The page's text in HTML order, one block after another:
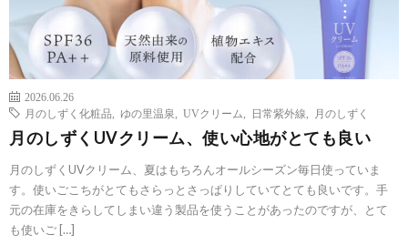
2026.06.26
月のしずく化粧品
ゆの里温泉 UVクリーム 日常紫外線 月のしずく
月のしずくUVクリーム、使い心地がとても良い
月のしずくUVクリーム、夏はもちろんオールシーズン毎日使っていま
す。使いごこちがとてもさらっとさっぱりしていてとても良いです。手
元の在庫をきらしてしまい違う製品を使うことがあったのですが、とて
も使いご […]